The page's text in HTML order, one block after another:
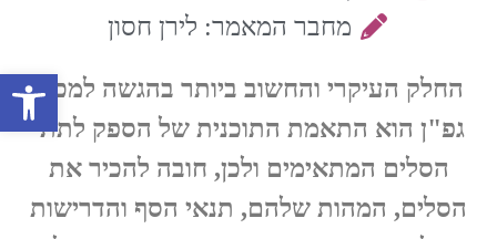
מחבר המאמר: לירן חסון
החלק העיקרי והחשוב ביותר בהגשה למכרז
גפ"ן הוא התאמת התוכנית של הספק לתתי
הסלים המתאימים ולכן, חובה להכיר את
הסלים, המהות שלהם, תנאי הסף והדרישות